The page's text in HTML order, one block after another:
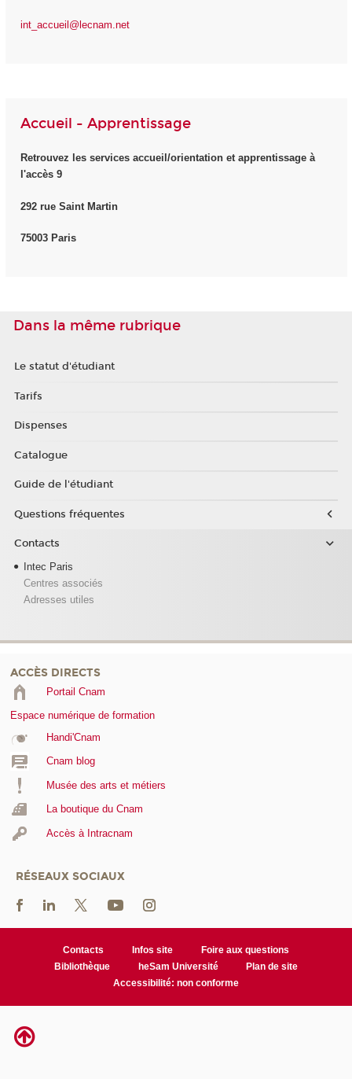
int_accueil@lecnam.net
Accueil - Apprentissage
Retrouvez les services accueil/orientation et apprentissage à
l'accès 9
292 rue Saint Martin
75003 Paris
Dans la même rubrique
Le statut d'étudiant
Tarifs
Dispenses
Catalogue
Guide de l'étudiant
Questions fréquentes
Contacts
Intec Paris
Centres associés
Adresses utiles
ACCÈS DIRECTS
Portail Cnam
Espace numérique de formation
Handi'Cnam
Cnam blog
Musée des arts et métiers
La boutique du Cnam
Accès à Intracnam
RÉSEAUX SOCIAUX
Contacts Infos site
Foire aux questions
Bibliothèque
heSam Université
Plan de site
Accessibilité: non conforme